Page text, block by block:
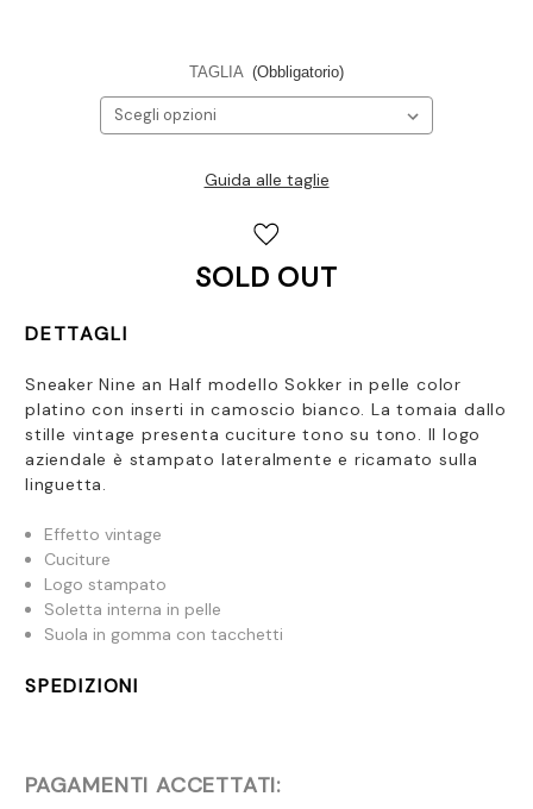
TAGLIA (Obbligatorio)
Guida alle taglie
SOLD OUT
DETTAGLI
Sneaker Nine an Half modello Sokker in pelle color
platino con inserti in camoscio bianco. La tomaia dallo
stille vintage presenta cuciture tono su tono. Il logo
aziendale è stampato lateralmente e ricamato sulla
linguetta.
Effetto vintage
Cuciture
Logo stampato
Soletta interna in pelle
Suola in gomma con tacchetti
SPEDIZIONI
PAGAMENTI ACCETTATI: